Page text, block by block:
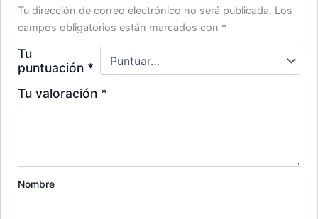
Tu dirección de correo electrónico no será publicada. Los
campos obligatorios están marcados con *
Tu
puntuación *
Tu valoración *
Nombre